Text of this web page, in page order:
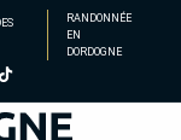
RANDONNÉE
EN
DORDOGNE